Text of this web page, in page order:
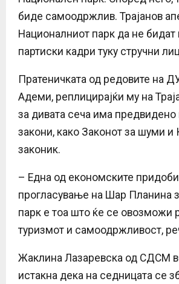
биде самоодржлив. Трајанов
Националниот парк да не бидат
партиски кадри туку стручни
Пратеничката од редовите на
Адеми, реплицирајќи му на
за дивата сеча има предвидено
закони, како Законот за шуми и
законик.
– Една од економските
прогласување на Шар Планина
парк е тоа што ќе се овозможи
туризмот и самоодржливост,
Жаклина Лазаревска од СДСМ
истакна дека на седницата се